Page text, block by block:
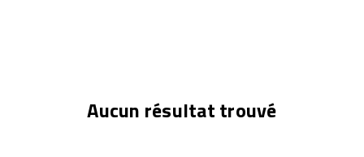
Aucun résultat trouvé